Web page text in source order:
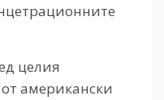
целия
американски